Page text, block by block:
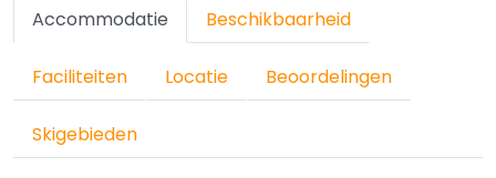
Accommodatie Beschikbaarheid
Faciliteiten Locatie Beoordelingen
Skigebieden